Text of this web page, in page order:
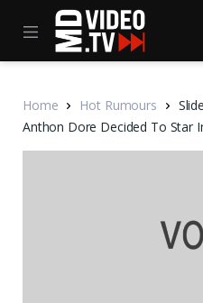
Home Hot Rumours
Anthon Dore Decided To Star